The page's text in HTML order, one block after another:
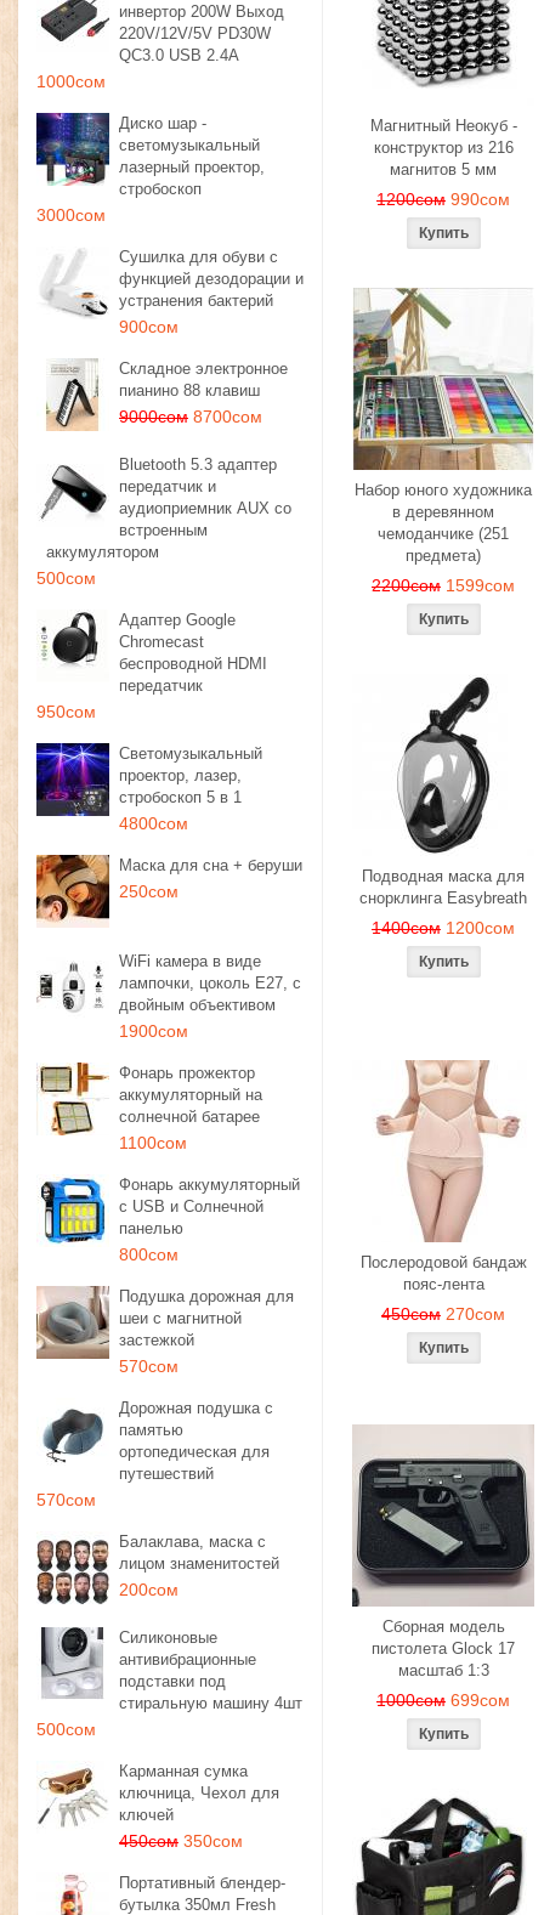
инвертор 200W Выход
220V/12V/5V PD30W
QC3.0 USB 2.4A
1000сом
Диско шар -
светомузыкальный
лазерный проектор,
стробоскоп
3000сом
Сушилка для обуви с
функцией дезодорации и
устранения бактерий
900сом
Складное электронное
пианино 88 клавиш
9000сом 8700сом
Bluetooth 5.3 адаптер
передатчик и
аудиоприемник AUX со
встроенным
аккумулятором
500сом
Адаптер Google
Chromecast
беспроводной HDMI
передатчик
950сом
Светомузыкальный
проектор, лазер,
стробоскоп 5 в 1
4800сом
Маска для сна + беруши
250сом
WiFi камера в виде
лампочки, цоколь E27, с
двойным объективом
1900сом
Фонарь прожектор
аккумуляторный на
солнечной батарее
1100сом
Фонарь аккумуляторный
с USB и Солнечной
панелью
800сом
Подушка дорожная для
шеи с магнитной
застежкой
570сом
Дорожная подушка с
памятью
ортопедическая для
путешествий
570сом
Балаклава, маска с
лицом знаменитостей
200сом
Силиконовые
антивибрационные
подставки под
стиральную машину 4шт
500сом
Карманная сумка
ключница, Чехол для
ключей
450сом 350сом
Портативный блендер-
бутылка 350мл Fresh
Магнитный Неокуб -
конструктор из 216
магнитов 5 мм
1200сом 990сом
Набор юного художника
в деревянном
чемоданчике (251
предмета)
2200сом 1599сом
Подводная маска для
снорклинга Easybreath
1400сом 1200сом
Послеродовой бандаж
пояс-лента
450сом 270сом
Сборная модель
пистолета Glock 17
масштаб 1:3
1000сом 699сом